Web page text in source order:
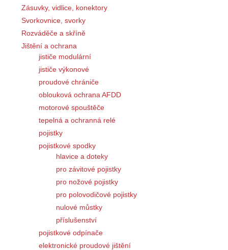
Zásuvky, vidlice, konektory
Svorkovnice, svorky
Rozváděče a skříně
Jištění a ochrana
jističe modulární
jističe výkonové
proudové chrániče
oblouková ochrana AFDD
motorové spouštěče
tepelná a ochranná relé
pojistky
pojistkové spodky
hlavice a doteky
pro závitové pojistky
pro nožové pojistky
pro polovodičové pojistky
nulové můstky
příslušenství
pojistkové odpínače
elektronické proudové jištění